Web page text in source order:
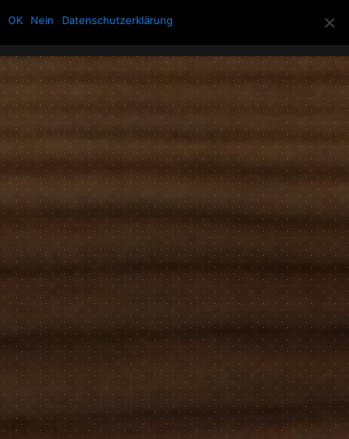
Allerlei Über die Howling Men
Search
OK Nein Datenschutzerklärung